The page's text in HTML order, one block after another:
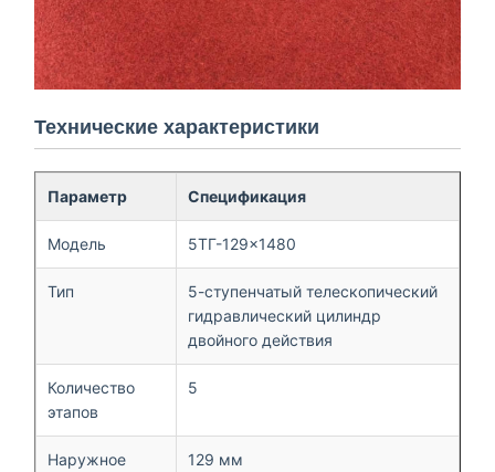
Технические характеристики
Параметр Спецификация
Модель 5ТГ-129×1480
Тип
5-ступенчатый телескопический
гидравлический цилиндр
двойного действия
Количество
этапов
5
Наружное
129 мм